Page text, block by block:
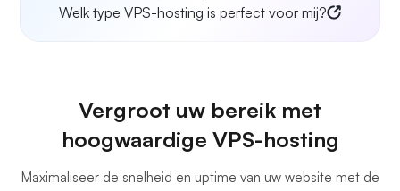
Welk type VPS-hosting is perfect voor mij?
Vergroot uw bereik met
hoogwaardige VPS-hosting
Maximaliseer de snelheid en uptime van uw website met de